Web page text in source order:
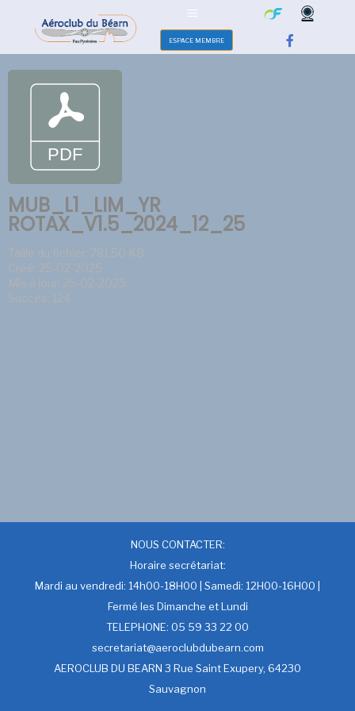
ESPACE MEMBRE
MUB_L1_LIM_YR
ROTAX_V1.5_2024_12_25
Taille du fichier: 781.50 KB
Créé: 25-02-2025
Mis à jour: 25-02-2025
Succès: 124
NOUS CONTACTER:
Horaire secrétariat:
Mardi au vendredi: 14h00-18H00 | Samedi: 12H00-16H00 |
Fermé les Dimanche et Lundi
TELEPHONE: 05 59 33 22 00
secretariat@aeroclubdubearn.com
AEROCLUB DU BEARN 3 Rue Saint Exupery, 64230
Sauvagnon